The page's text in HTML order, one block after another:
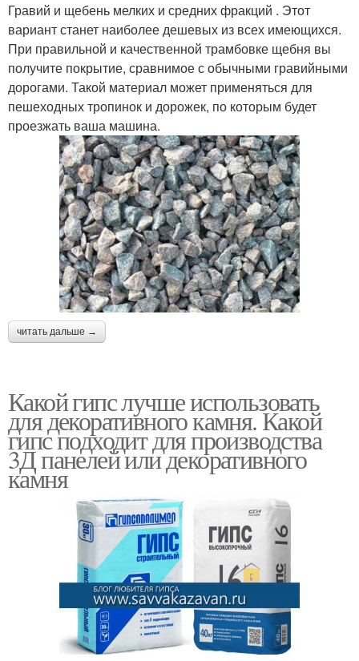
Гравий и щебень мелких и средних фракций . Этот
вариант станет наиболее дешевых из всех имеющихся.
При правильной и качественной трамбовке щебня вы
получите покрытие, сравнимое с обычными гравийными
дорогами. Такой материал может применяться для
пешеходных тропинок и дорожек, по которым будет
проезжать ваша машина.
читать дальше →
Какой гипс лучше использовать
для декоративного камня. Какой
гипс подходит для производства
3Д панелей или декоративного
камня